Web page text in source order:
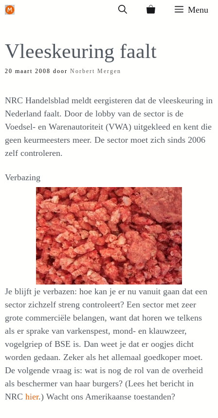
Ga
inhoud
Menu
Vleeskeuring faalt
20 maart 2008 door Norbert Mergen
NRC Handelsblad meldt eergisteren dat de vleeskeuring in
Nederland faalt. Door de lobby van de sector is de
Voedsel- en Warenautoriteit (VWA) uitgekleed en kent die
geen keurmeesters meer. De sector moet zich sinds 2006
zelf controleren.
Verbazing
Je blijft je verbazen: hoe kan je er nu vanuit gaan dat een
sector zichzelf streng controleert? Een sector met zeer
grote commerciële belangen, want dat horen we telkens
als er sprake van varkenspest, mond- en klauwzeer,
vogelgriep of BSE is. Dan weet je dat er oogjes dicht
worden gedaan. Zeker als het allemaal goedkoper moet.
De volgende vraag is: wat is nog de rol van de overheid
als beschermer van haar burgers? (Lees het bericht in
NRC hier.) Wacht ons Amerikaanse toestanden?